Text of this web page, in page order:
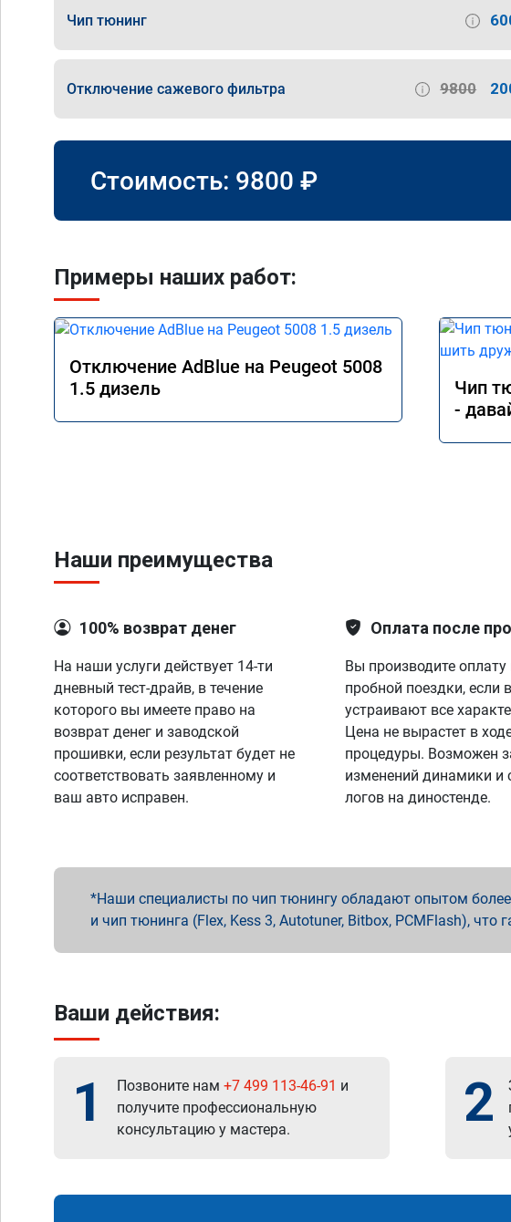
Чип тюнинг
Отключение сажевого фильтра 9800
Стоимость: 9800 ₽
Примеры наших работ:
Отключение AdBlue на Peugeot 5008
1.5 дизель
Чип
-
Наши преимущества
100% возврат денег
На наши услуги действует 14-ти
дневный тест-драйв, в течение
которого вы имеете право на
возврат денег и заводской
прошивки, если результат будет не
соответствовать заявленному и
ваш авто исправен.
Оплата после
Вы производите оплату
пробной поездки, если
устраивают все
Цена не вырастет в
процедуры. Возможен
изменений динамики и
логов на диностенде.
Наши специалисты по чип тюнингу обладают опытом
и чип тюнинга (Flex, Kess 3, Autotuner, Bitbox, PCMFlash),
Ваши действия:
1 Позвоните нам +7 499 113-46-91 и
получите профессиональную
консультацию у мастера.
2